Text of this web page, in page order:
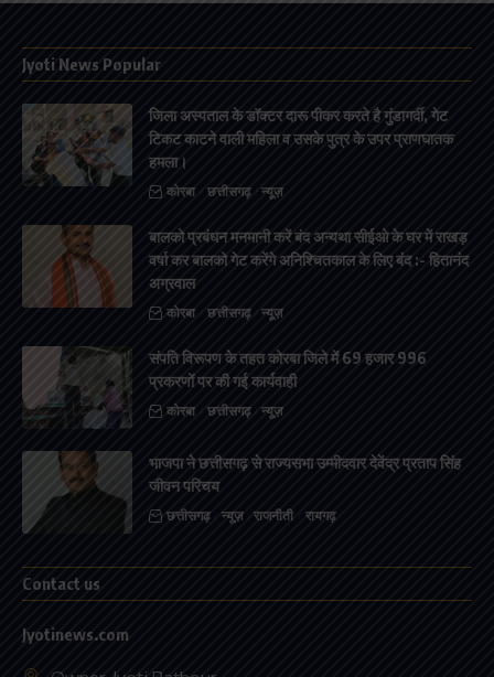
Jyoti News Popular
जिला अस्पताल के डॉक्टर दारू पीकर करते है गुंडागर्दी, गेट
टिकट काटने वाली महिला व उसके पुत्र के उपर प्राणघातक
हमला।
कोरबा छत्तीसगढ़ न्यूज़
बालको प्रबंधन मनमानी करें बंद अन्यथा सीईओ के घर में राखड़
वर्षा कर बालको गेट करेंगे अनिश्चितकाल के लिए बंद :- हितानंद
अग्रवाल
कोरबा छत्तीसगढ़ न्यूज़
संपति विरूपण के तहत कोरबा जिले में 69 हजार 996
प्रकरणों पर की गई कार्यवाही
कोरबा छत्तीसगढ़ न्यूज़
भाजपा ने छत्तीसगढ़ से राज्यसभा उम्मीदवार देवेंद्र प्रताप सिंह
जीवन परिचय
छत्तीसगढ़ न्यूज़ राजनीती रायगढ़
Contact us
Jyotinews.com